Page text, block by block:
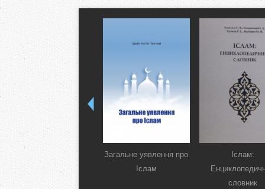
Загальне уявлення про
Іслам
Іслам:
словник